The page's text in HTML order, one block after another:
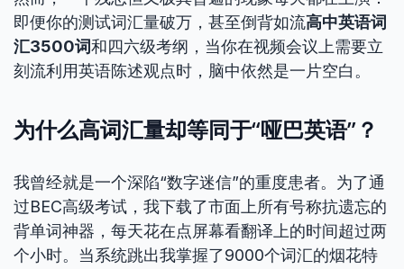
即便你的测试词汇量破万，甚至倒背如流高中英语词
汇3500词和四六级考纲，当你在视频会议上需要立
刻流利用英语陈述观点时，脑中依然是一片空白。
为什么高词汇量却等同于“哑巴英语”？
我曾经就是一个深陷“数字迷信”的重度患者。为了通
过BEC高级考试，我下载了市面上所有号称抗遗忘的
背单词神器，每天花在点屏幕看翻译上的时间超过两
个小时。当系统跳出我掌握了9000个词汇的烟花特